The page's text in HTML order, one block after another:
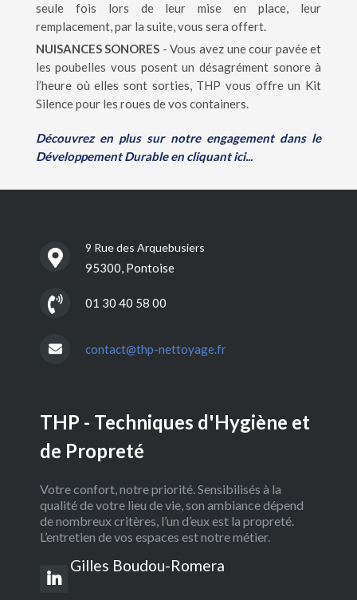
seule fois lors de leur mise en place, leur
remplacement, par la suite, vous sera offert.
NUISANCES SONORES - Vous avez une cour pavée et
les poubelles vous posent un désagrément sonore à
l’heure où elles sont sorties, THP vous offre un Kit
Silence pour les roues de vos containers.
Découvrez en plus sur notre engagement dans le
Développement Durable en cliquant ici...
9 Rue des Arquebusiers
95300, Pontoise
01 30 40 58 00
contact@thp-nettoyage.fr
THP - Techniques d'Hygiène et
de Propreté
Votre confort, notre priorité. Sensibilisés à la
qualité de votre lieu de vie, son ambiance dépend
de nombreux critères, l’un d’eux est la propreté.
L’entretien de vos espaces est notre métier.
Gilles Boudou-Romera